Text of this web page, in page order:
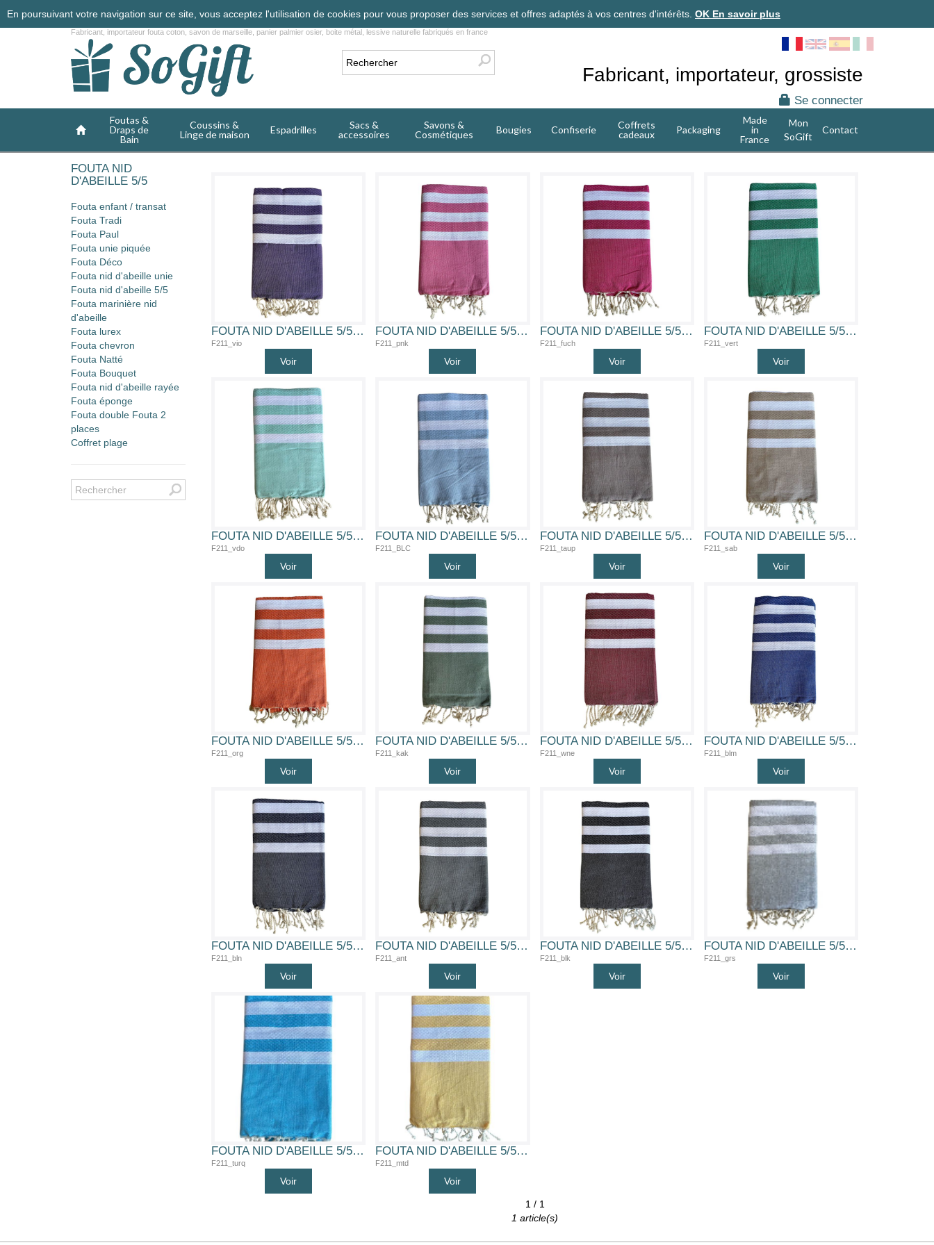
En poursuivant votre navigation sur ce site, vous acceptez l'utilisation de cookies pour vous proposer des services et offres adaptés à vos centres d'intérêts. OK En savoir plus
Fabricant, importateur fouta coton, savon de marseille, panier palmier osier, boite métal, lessive naturelle fabriqués en france
Fabricant, importateur, grossiste
Se connecter
Foutas &
Draps de
Bain
Coussins &
Linge de maison
Espadrilles
Sacs &
accessoires
Savons &
Cosmétiques
Bougies Confiserie
Coffrets
cadeaux
Packaging
Made
in
France
Mon
SoGift
Contact
FOUTA NID
D'ABEILLE 5/5
Fouta enfant / transat
Fouta Tradi
Fouta Paul
Fouta unie piquée
Fouta Déco
Fouta nid d'abeille unie
Fouta nid d'abeille 5/5
Fouta marinière nid
d'abeille
Fouta lurex
Fouta chevron
Fouta Natté
Fouta Bouquet
Fouta nid d'abeille rayée
Fouta éponge
Fouta double Fouta 2
places
Coffret plage
FOUTA NID D'ABEILLE 5/5 (VIO)
F211_vio
Voir
FOUTA NID D'ABEILLE 5/5 (PNK)
F211_pnk
Voir
FOUTA NID D'ABEILLE 5/5 (FUSH)
F211_fuch
Voir
FOUTA NID D'ABEILLE 5/5 (VERT)
F211_vert
Voir
FOUTA NID D'ABEILLE 5/5 (VDO)
F211_vdo
Voir
FOUTA NID D'ABEILLE 5/5 (BLC)
F211_BLC
Voir
FOUTA NID D'ABEILLE 5/5 (TAUP)
F211_taup
Voir
FOUTA NID D'ABEILLE 5/5 (SAB)
F211_sab
Voir
FOUTA NID D'ABEILLE 5/5 (ORG)
F211_org
Voir
FOUTA NID D'ABEILLE 5/5 (KAK)
F211_kak
Voir
FOUTA NID D'ABEILLE 5/5 (WNE)
F211_wne
Voir
FOUTA NID D'ABEILLE 5/5 (BLM)
F211_blm
Voir
FOUTA NID D'ABEILLE 5/5 (BLN)
F211_bln
Voir
FOUTA NID D'ABEILLE 5/5 (ANT)
F211_ant
Voir
FOUTA NID D'ABEILLE 5/5 (BLK)
F211_blk
Voir
FOUTA NID D'ABEILLE 5/5 (GRS)
F211_grs
Voir
FOUTA NID D'ABEILLE 5/5 (TURQ)
F211_turq
Voir
FOUTA NID D'ABEILLE 5/5 (MTD)
F211_mtd
Voir
1 / 1
1 article(s)